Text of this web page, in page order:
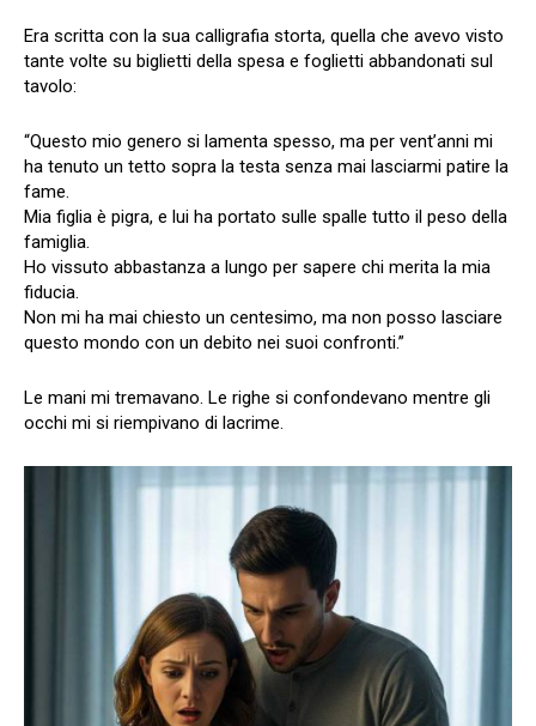
Era scritta con la sua calligrafia storta, quella che avevo visto
tante volte su biglietti della spesa e foglietti abbandonati sul
tavolo:
“Questo mio genero si lamenta spesso, ma per vent’anni mi
ha tenuto un tetto sopra la testa senza mai lasciarmi patire la
fame.
Mia figlia è pigra, e lui ha portato sulle spalle tutto il peso della
famiglia.
Ho vissuto abbastanza a lungo per sapere chi merita la mia
fiducia.
Non mi ha mai chiesto un centesimo, ma non posso lasciare
questo mondo con un debito nei suoi confronti.”
Le mani mi tremavano. Le righe si confondevano mentre gli
occhi mi si riempivano di lacrime.